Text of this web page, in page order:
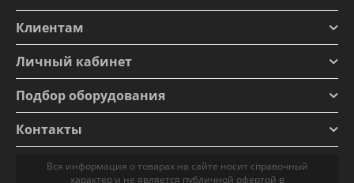
Клиентам
Личный кабинет
Подбор оборудования
Контакты
Вся информация о товарах на сайте носит справочный
характер и не является публичной офертой в